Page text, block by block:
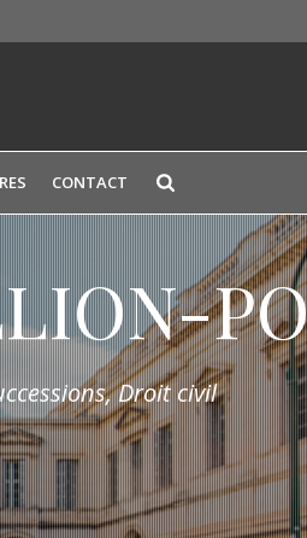
CONTACT
Droit civil